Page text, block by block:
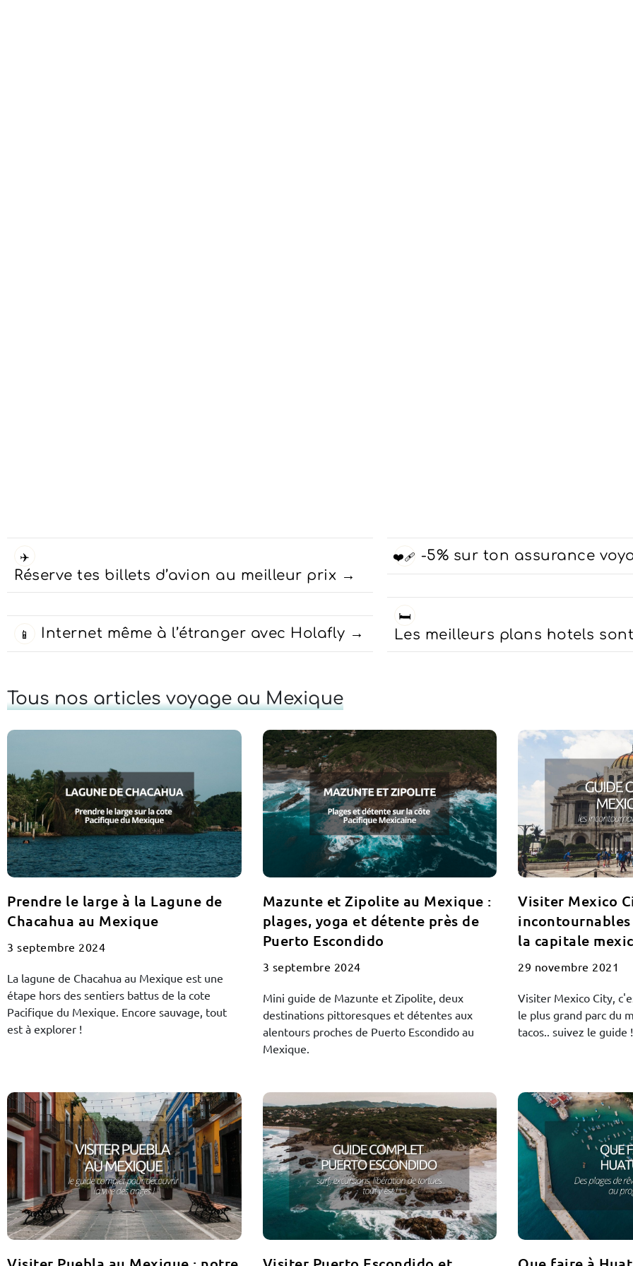
✈️
Réserve tes billets d’avion au meilleur prix
📱 Internet même à l’étranger avec Holafly
❤️‍🩹 -5% sur ton assurance
🛏️
Les meilleurs plans hotels
Tous nos articles voyage au Mexique
Prendre le large à la Lagune de
Chacahua au Mexique
3 septembre 2024
La lagune de Chacahua au Mexique est une
étape hors des sentiers battus de la cote
Pacifique du Mexique. Encore sauvage, tout
est à explorer !
Mazunte et Zipolite au Mexique :
plages, yoga et détente près de
Puerto Escondido
3 septembre 2024
Mini guide de Mazunte et Zipolite, deux
destinations pittoresques et détentes aux
alentours proches de Puerto Escondido au
Mexique.
Visiter Mexico
la capitale
29 novembre 2021
Visiter Mexico City,
le plus grand parc du
tacos.. suivez le guide !